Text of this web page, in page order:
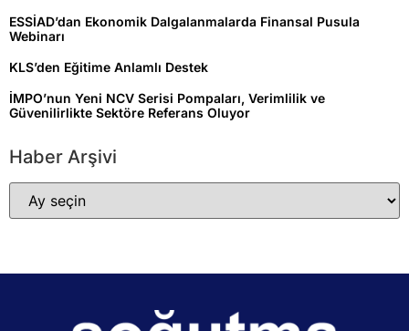
ESSİAD’dan Ekonomik Dalgalanmalarda Finansal Pusula
Webinarı
KLS’den Eğitime Anlamlı Destek
İMPO’nun Yeni NCV Serisi Pompaları, Verimlilik ve
Güvenilirlikte Sektöre Referans Oluyor
Haber Arşivi